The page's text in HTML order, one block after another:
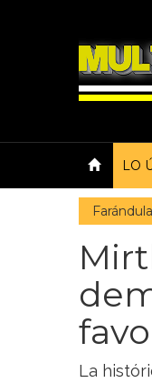
LO
Farándula
La